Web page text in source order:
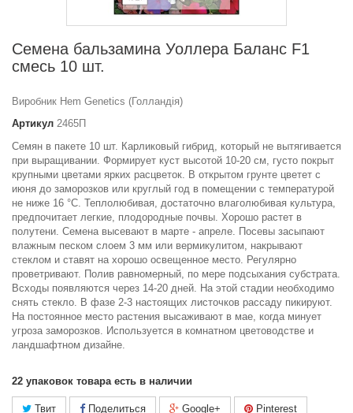
Семена бальзамина Уоллера Баланс F1
смесь 10 шт.
Виробник Hem Genetics (Голландія)
Артикул 2465П
Семян в пакете 10 шт. Карликовый гибрид, который не вытягивается
при выращивании. Формирует куст высотой 10-20 см, густо покрыт
крупными цветами ярких расцветок. В открытом грунте цветет с
июня до заморозков или круглый год в помещении с температурой
не ниже 16 °С. Теплолюбивая, достаточно влаголюбивая культура,
предпочитает легкие, плодородные почвы. Хорошо растет в
полутени. Семена высевают в марте - апреле. Посевы засыпают
влажным песком слоем 3 мм или вермикулитом, накрывают
стеклом и ставят на хорошо освещенное место. Регулярно
проветривают. Полив равномерный, по мере подсыхания субстрата.
Всходы появляются через 14-20 дней. На этой стадии необходимо
снять стекло. В фазе 2-3 настоящих листочков рассаду пикируют.
На постоянное место растения высаживают в мае, когда минует
угроза заморозков. Используется в комнатном цветоводстве и
ландшафтном дизайне.
22 упаковок товара есть в наличии
Твит Поделиться Google+ Pinterest